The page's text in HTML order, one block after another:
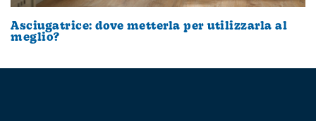
Asciugatrice: dove metterla per utilizzarla al
meglio?